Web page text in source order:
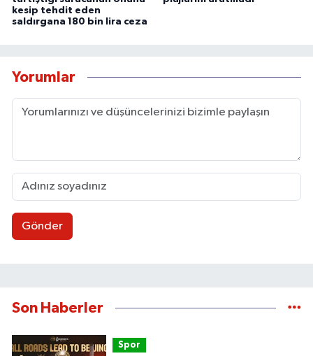
kesip tehdit eden
saldırgana 180 bin lira ceza
Yorumlar
Gönder
Son Haberler
Spor